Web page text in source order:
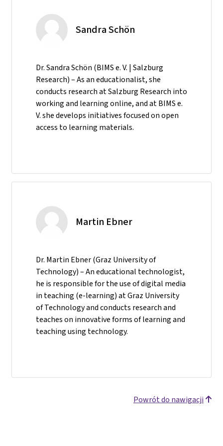
Sandra Schön
Dr. Sandra Schön (BIMS e. V. | Salzburg
Research) – As an educationalist, she
conducts research at Salzburg Research into
working and learning online, and at BIMS e.
V. she develops initiatives focused on open
access to learning materials.
Martin Ebner
Dr. Martin Ebner (Graz University of
Technology) – An educational technologist,
he is responsible for the use of digital media
in teaching (e-learning) at Graz University
of Technology and conducts research and
teaches on innovative forms of learning and
teaching using technology.
Powrót do nawigacji